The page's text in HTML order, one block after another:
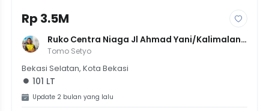
Rp 3.5M
Ruko Centra Niaga Jl Ahmad Yani/kalimalang
3M-An
Tomo Setyo
Bekasi Selatan, Kota Bekasi
101 LT
Update 2 bulan yang lalu